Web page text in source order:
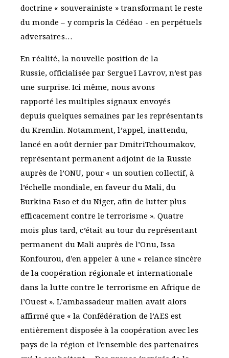
doctrine « souverainiste » transformant le reste
du monde – y compris la Cédéao - en perpétuels
adversaires…
En réalité, la nouvelle position de la
Russie, officialisée par Sergueï Lavrov, n’est pas
une surprise. Ici même, nous avons
rapporté les multiples signaux envoyés
depuis quelques semaines par les représentants
du Kremlin. Notamment, l’appel, inattendu,
lancé en août dernier par DmitriTchoumakov,
représentant permanent adjoint de la Russie
auprès de l’ONU, pour « un soutien collectif, à
l’échelle mondiale, en faveur du Mali, du
Burkina Faso et du Niger, afin de lutter plus
efficacement contre le terrorisme ». Quatre
mois plus tard, c’était au tour du représentant
permanent du Mali auprès de l’Onu, Issa
Konfourou, d’en appeler à une « relance sincère
de la coopération régionale et internationale
dans la lutte contre le terrorisme en Afrique de
l’Ouest ». L’ambassadeur malien avait alors
affirmé que « la Confédération de l’AES est
entièrement disposée à la coopération avec les
pays de la région et l’ensemble des partenaires